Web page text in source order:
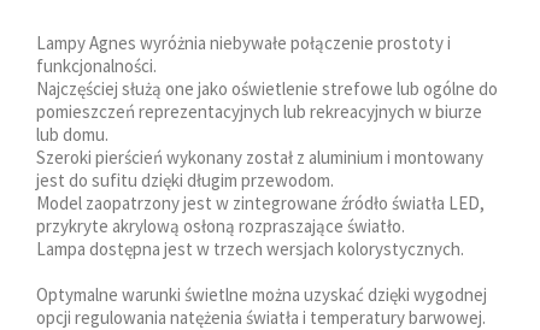
Lampy Agnes wyróżnia niebywałe połączenie prostoty i
funkcjonalności.
Najczęściej służą one jako oświetlenie strefowe lub ogólne do
pomieszczeń reprezentacyjnych lub rekreacyjnych w biurze
lub domu.
Szeroki pierścień wykonany został z aluminium i montowany
jest do sufitu dzięki długim przewodom.
Model zaopatrzony jest w zintegrowane źródło światła LED,
przykryte akrylową osłoną rozpraszające światło.
Lampa dostępna jest w trzech wersjach kolorystycznych.
Optymalne warunki świetlne można uzyskać dzięki wygodnej
opcji regulowania natężenia światła i temperatury barwowej.